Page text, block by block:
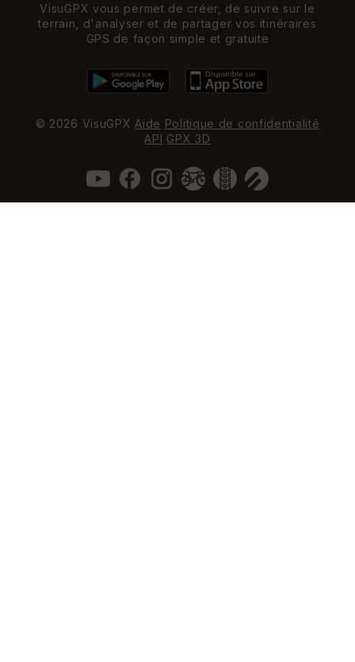
VisuGPX vous permet de créer, de suivre sur le
terrain, d'analyser et de partager vos itinéraires
GPS de façon simple et gratuite
© 2026 VisuGPX Aide Politique de confidentialité
API GPX 3D